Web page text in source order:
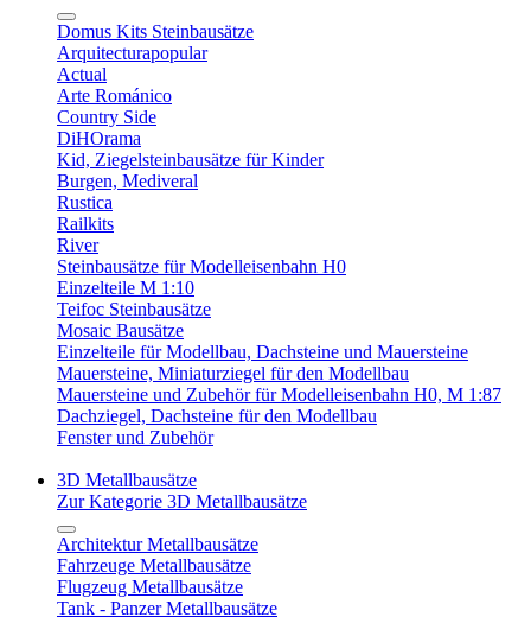
Domus Kits Steinbausätze
Arquitecturapopular
Actual
Arte Románico
Country Side
DiHOrama
Kid, Ziegelsteinbausätze für Kinder
Burgen, Mediveral
Rustica
Railkits
River
Steinbausätze für Modelleisenbahn H0
Einzelteile M 1:10
Teifoc Steinbausätze
Mosaic Bausätze
Einzelteile für Modellbau, Dachsteine und Mauersteine
Mauersteine, Miniaturziegel für den Modellbau
Mauersteine und Zubehör für Modelleisenbahn H0, M 1:87
Dachziegel, Dachsteine für den Modellbau
Fenster und Zubehör
3D Metallbausätze
Zur Kategorie 3D Metallbausätze
Architektur Metallbausätze
Fahrzeuge Metallbausätze
Flugzeug Metallbausätze
Tank - Panzer Metallbausätze